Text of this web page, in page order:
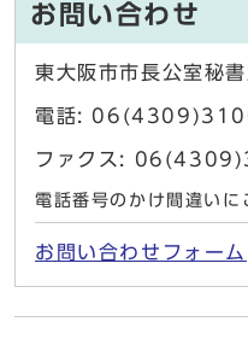
お問い合わせ
東大阪市市長公室秘
電話:
ファクス:
電話番号のかけ間違いに
お問い合わせフォーム